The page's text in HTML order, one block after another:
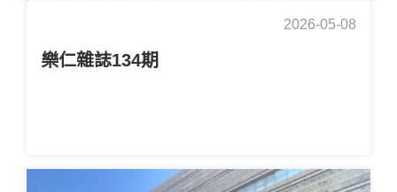
2026-05-08
樂仁雜誌134期